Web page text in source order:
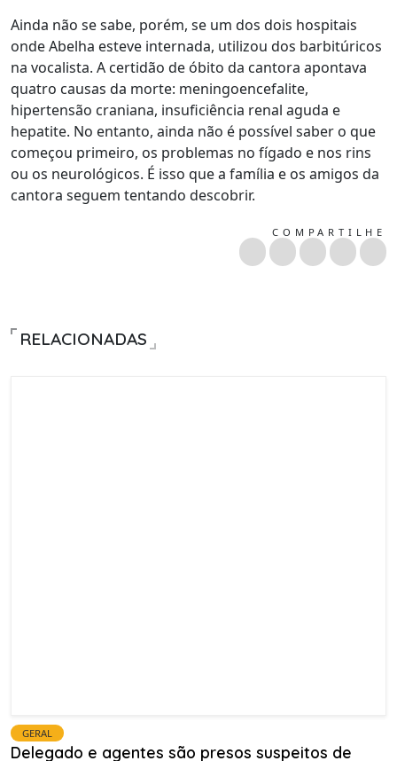
Ainda não se sabe, porém, se um dos dois hospitais
onde Abelha esteve internada, utilizou dos barbitúricos
na vocalista. A certidão de óbito da cantora apontava
quatro causas da morte: meningoencefalite,
hipertensão craniana, insuficiência renal aguda e
hepatite. No entanto, ainda não é possível saber o que
começou primeiro, os problemas no fígado e nos rins
ou os neurológicos. É isso que a família e os amigos da
cantora seguem tentando descobrir.
COMPARTILHE
RELACIONADAS
GERAL
Delegado e agentes são presos suspeitos de